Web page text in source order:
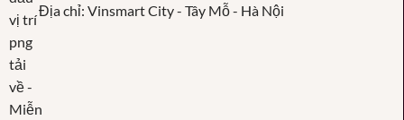
Địa chỉ: Vinsmart City - Tây Mỗ - Hà Nội